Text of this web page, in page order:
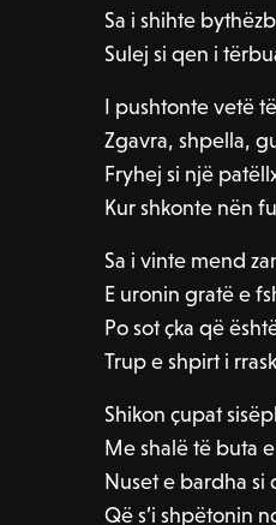
Sa i shihte
Sulej si qen i
I pushtonte vetë
Zgavra, shpella,
Fryhej si një
Kur shkonte nën
Sa i vinte mend
E uronin gratë e
Po sot çka që
Trup e shpirt i
Shikon çupat
Me shalë të buta
Nuset e bardha si
Që s’i shpëtonin